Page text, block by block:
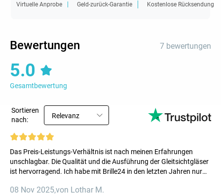
Virtuelle Anprobe Geld-zurück-Garantie Kostenlose Rücksendung
Bewertungen 7 bewertungen
5.0
Gesamtbewertung
Sortieren
nach:
Relevanz
Das Preis-Leistungs-Verhältnis ist nach meinen Erfahrungen
unschlagbar. Die Qualität und die Ausführung der Gleitsichtgläser
ist hervorragend. Ich habe mit Brille24 in den letzten Jahren nur
weiterempfehlen.
08 Nov 2025,von Lothar M.